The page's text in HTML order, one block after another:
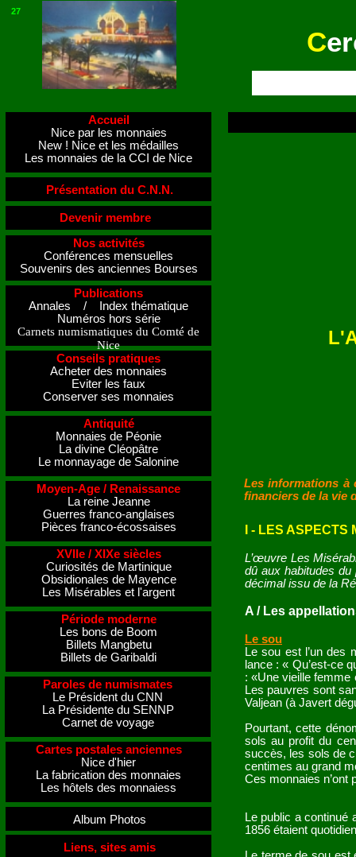
C
27
Les informations à
financiers de la vie
I - LES
L’œuvre Les
dû aux habitudes du
décimal issu de la
A / Les
Le sou
Le sou est l’un des
lance : « Qu’est-ce
: «Une vieille femme
Les pauvres sont
Valjean (à Javert
Pourtant, cette
sols au profit du
succès, les sols de
centimes au grand
Ces monnaies n’ont
Le public a continué
1856 étaient
Nos activités
Conférences mensuelles
Souvenirs des anciennes Bourses
Présentation du C.N.N.
Conseils pratiques
Acheter des monnaies
Eviter les faux
Conserver ses monnaies
Accueil
Nice par les monnaies
New ! Nice et les médailles
Les monnaies de la CCI de Nice
Antiquité
Monnaies de Péonie
La divine Cléopâtre
Le monnayage de Salonine
Moyen-Age / Renaissance
La reine Jeanne
Guerres franco-anglaises
Pièces franco-écossaises
XVIIe / XIXe siècles
Curiosités de Martinique
Obsidionales de Mayence
Les Misérables et l'argent
Période moderne
Les bons de Boom
Billets Mangbetu
Billets de Garibaldi
Paroles de numismates
Le Président du CNN
La Présidente du SENNP
Carnet de voyage
Cartes postales anciennes
Nice d'hier
La fabrication des monnaies
Les hôtels des monnaiess
Devenir membre
Album Photos
Liens, sites amis
Publications
Annales / Index thématique
Numéros hors série
Carnets numismatiques du Comté de
Nice